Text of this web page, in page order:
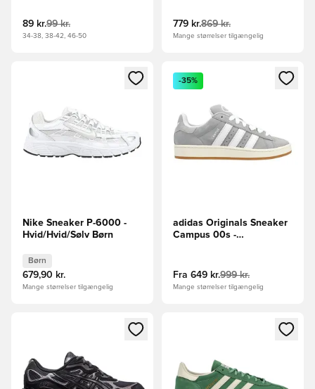
89 kr.99 kr.
34-38, 38-42, 46-50
779 kr.869 kr.
Mange størrelser tilgængelig
Åbner en Modal til at logge ind eller tilmelde dig som
Nike Sneaker P-6000 -
Hvid/Hvid/Sølv Børn
Børn
679,90 kr.
Mange størrelser tilgængelig
Åbner en Modal til at logge
-35%
adidas Originals Sneaker
Campus 00s -
Fra 649 kr.999 kr.
Mange størrelser tilgængelig
Åbner en Modal til at logge ind eller tilmelde dig som
Åbner en Modal til at logge